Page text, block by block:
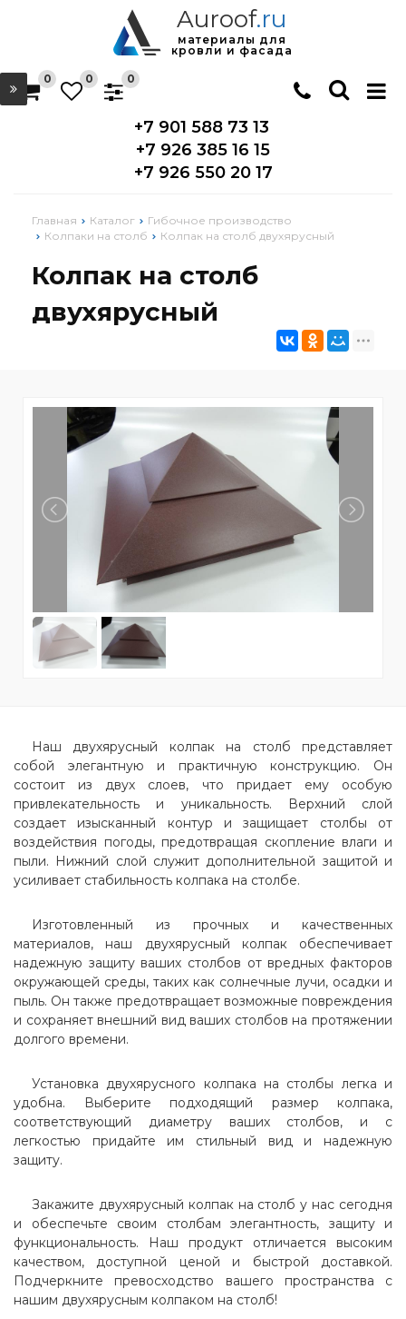
Auroof.ru
материалы для
кровли и фасада
+7 901 588 73 13
+7 926 385 16 15
+7 926 550 20 17
0 0 0
Главная Каталог
Гибочное производство
Колпаки на столб
Колпак на столб двухярусный
Колпак на столб
двухярусный
Наш двухярусный колпак на столб представляет
собой элегантную и практичную конструкцию. Он
состоит из двух слоев, что придает ему особую
привлекательность и уникальность. Верхний слой
создает изысканный контур и защищает столбы от
воздействия погоды, предотвращая скопление влаги и
пыли. Нижний слой служит дополнительной защитой и
усиливает стабильность колпака на столбе.
Изготовленный из прочных и качественных
материалов, наш двухярусный колпак обеспечивает
надежную защиту ваших столбов от вредных факторов
окружающей среды, таких как солнечные лучи, осадки и
пыль. Он также предотвращает возможные повреждения
и сохраняет внешний вид ваших столбов на протяжении
долгого времени.
Установка двухярусного колпака на столбы легка и
удобна. Выберите подходящий размер колпака,
соответствующий диаметру ваших столбов, и с
легкостью придайте им стильный вид и надежную
защиту.
Закажите двухярусный колпак на столб у нас сегодня
и обеспечьте своим столбам элегантность, защиту и
функциональность. Наш продукт отличается высоким
качеством, доступной ценой и быстрой доставкой.
Подчеркните превосходство вашего пространства с
нашим двухярусным колпаком на столб!